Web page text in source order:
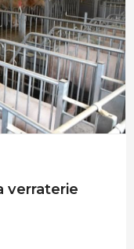
verraterie